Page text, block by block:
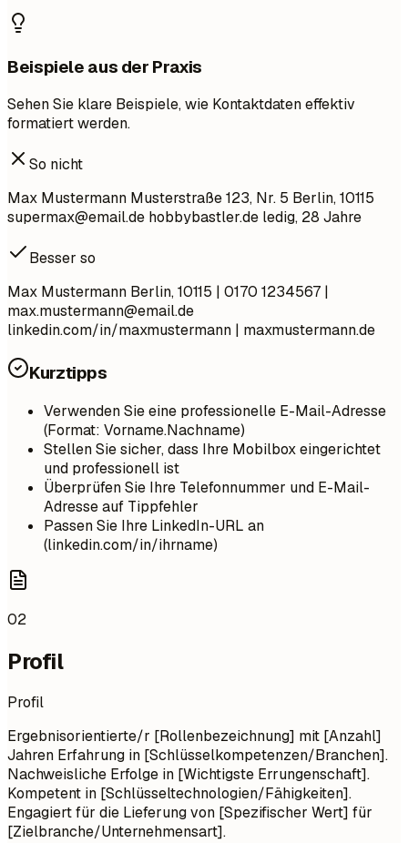
Beispiele aus der Praxis
Sehen Sie klare Beispiele, wie Kontaktdaten effektiv
formatiert werden.
So nicht
Max Mustermann Musterstraße 123, Nr. 5 Berlin, 10115
supermax@email.de hobbybastler.de ledig, 28 Jahre
Besser so
Max Mustermann Berlin, 10115 | 0170 1234567 |
max.mustermann@email.de
linkedin.com/in/maxmustermann | maxmustermann.de
Kurztipps
Verwenden Sie eine professionelle E-Mail-Adresse
(Format: Vorname.Nachname)
Stellen Sie sicher, dass Ihre Mobilbox eingerichtet
und professionell ist
Überprüfen Sie Ihre Telefonnummer und E-Mail-
Adresse auf Tippfehler
Passen Sie Ihre LinkedIn-URL an
(linkedin.com/in/ihrname)
02
Profil
Profil
Ergebnisorientierte/r [Rollenbezeichnung] mit [Anzahl]
Jahren Erfahrung in [Schlüsselkompetenzen/Branchen].
Nachweisliche Erfolge in [Wichtigste Errungenschaft].
Kompetent in [Schlüsseltechnologien/Fähigkeiten].
Engagiert für die Lieferung von [Spezifischer Wert] für
[Zielbranche/Unternehmensart].